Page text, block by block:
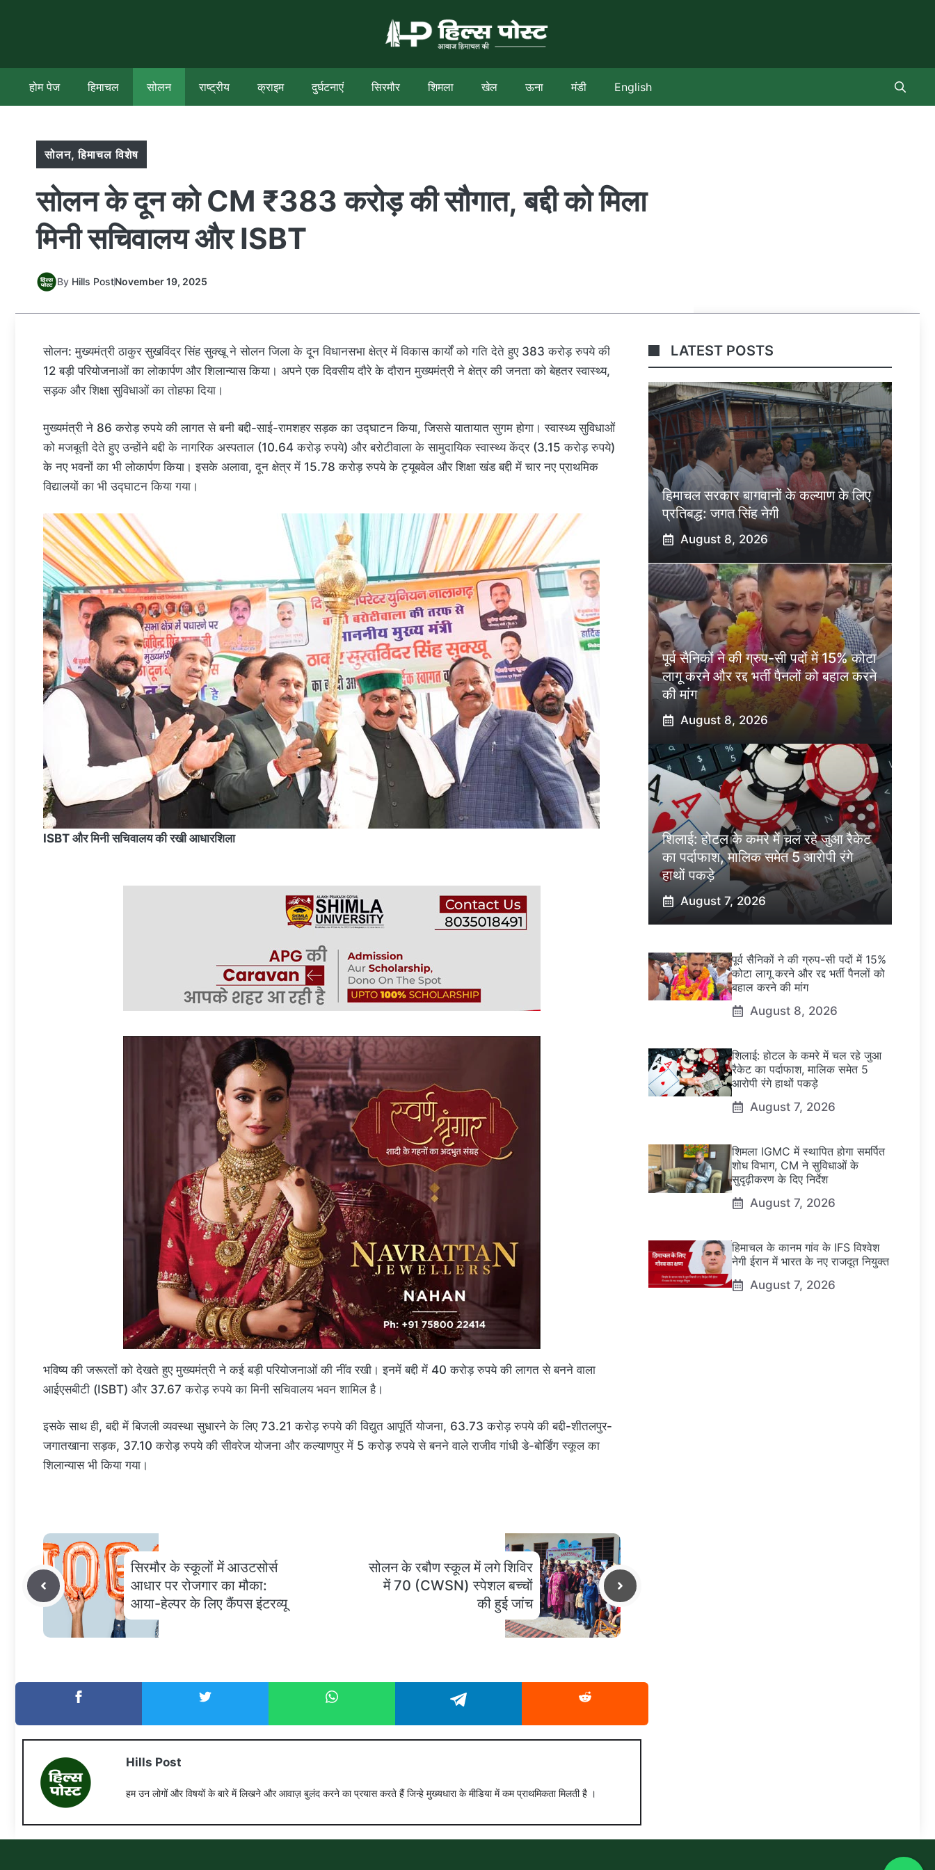
होम पेज हिमाचल सोलन राष्ट्रीय क्राइम दुर्घटनाएं सिरमौर शिमला खेल ऊना मंडी English
सोलन,हिमाचल विशेष
सोलन के दून को CM ₹383 करोड़ की सौगात, बद्दी को मिला
मिनी सचिवालय और ISBT
By Hills PostNovember 19, 2025
सोलन: मुख्यमंत्री ठाकुर सुखविंद्र सिंह सुक्खू ने सोलन जिला के दून विधानसभा क्षेत्र में विकास कार्यों को गति देते हुए 383 करोड़ रुपये की
12 बड़ी परियोजनाओं का लोकार्पण और शिलान्यास किया। अपने एक दिवसीय दौरे के दौरान मुख्यमंत्री ने क्षेत्र की जनता को बेहतर स्वास्थ्य,
सड़क और शिक्षा सुविधाओं का तोहफा दिया।
मुख्यमंत्री ने 86 करोड़ रुपये की लागत से बनी बद्दी-साई-रामशहर सड़क का उद्घाटन किया, जिससे यातायात सुगम होगा। स्वास्थ्य सुविधाओं
को मजबूती देते हुए उन्होंने बद्दी के नागरिक अस्पताल (10.64 करोड़ रुपये) और बरोटीवाला के सामुदायिक स्वास्थ्य केंद्र (3.15 करोड़ रुपये)
के नए भवनों का भी लोकार्पण किया। इसके अलावा, दून क्षेत्र में 15.78 करोड़ रुपये के ट्यूबवेल और शिक्षा खंड बद्दी में चार नए प्राथमिक
विद्यालयों का भी उद्घाटन किया गया।
ISBT और मिनी सचिवालय की रखी आधारशिला
भविष्य की जरूरतों को देखते हुए मुख्यमंत्री ने कई बड़ी परियोजनाओं की नींव रखी। इनमें बद्दी में 40 करोड़ रुपये की लागत से बनने वाला
आईएसबीटी (ISBT) और 37.67 करोड़ रुपये का मिनी सचिवालय भवन शामिल है।
इसके साथ ही, बद्दी में बिजली व्यवस्था सुधारने के लिए 73.21 करोड़ रुपये की विद्युत आपूर्ति योजना, 63.73 करोड़ रुपये की बद्दी-शीतलपुर-
जगातखाना सड़क, 37.10 करोड़ रुपये की सीवरेज योजना और कल्याणपुर में 5 करोड़ रुपये से बनने वाले राजीव गांधी डे-बोर्डिंग स्कूल का
शिलान्यास भी किया गया।
सिरमौर के स्कूलों में आउटसोर्स
आधार पर रोजगार का मौका:
आया-हेल्पर के लिए कैंपस इंटरव्यू
सोलन के रबौण स्कूल में लगे शिविर
में 70 (CWSN) स्पेशल बच्चों
की हुई जांच
Hills Post
हम उन लोगों और विषयों के बारे में लिखने और आवाज़ बुलंद करने का प्रयास करते हैं जिन्हे मुख्यधारा के मीडिया में कम प्राथमिकता मिलती है ।
LATEST POSTS
हिमाचल सरकार बागवानों के कल्याण के लिए
प्रतिबद्ध: जगत सिंह नेगी
August 8, 2026
पूर्व सैनिकों ने की ग्रुप-सी पदों में 15% कोटा
लागू करने और रद्द भर्ती पैनलों को बहाल करने
की मांग
August 8, 2026
शिलाई: होटल के कमरे में चल रहे जुआ रैकेट
का पर्दाफाश, मालिक समेत 5 आरोपी रंगे
हाथों पकड़े
August 7, 2026
पूर्व सैनिकों ने की ग्रुप-सी पदों में 15%
कोटा लागू करने और रद्द भर्ती पैनलों को
बहाल करने की मांग
August 8, 2026
शिलाई: होटल के कमरे में चल रहे जुआ
रैकेट का पर्दाफाश, मालिक समेत 5
आरोपी रंगे हाथों पकड़े
August 7, 2026
शिमला IGMC में स्थापित होगा समर्पित
शोध विभाग, CM ने सुविधाओं के
सुदृढ़ीकरण के दिए निर्देश
August 7, 2026
हिमाचल के कानम गांव के IFS विश्वेश
नेगी ईरान में भारत के नए राजदूत नियुक्त
August 7, 2026